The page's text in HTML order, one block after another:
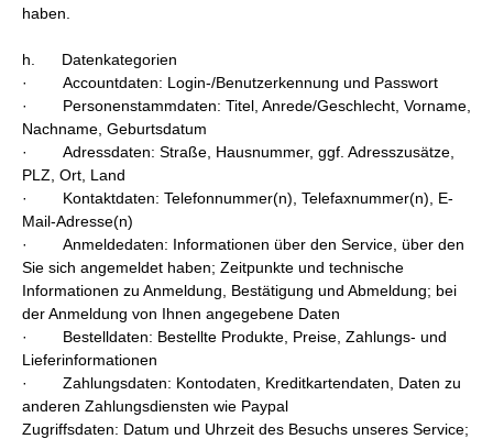
haben.
h. Datenkategorien
· Accountdaten: Login-/Benutzerkennung und Passwort
· Personenstammdaten: Titel, Anrede/Geschlecht, Vorname,
Nachname, Geburtsdatum
· Adressdaten: Straße, Hausnummer, ggf. Adresszusätze,
PLZ, Ort, Land
· Kontaktdaten: Telefonnummer(n), Telefaxnummer(n), E-
Mail-Adresse(n)
· Anmeldedaten: Informationen über den Service, über den
Sie sich angemeldet haben; Zeitpunkte und technische
Informationen zu Anmeldung, Bestätigung und Abmeldung; bei
der Anmeldung von Ihnen angegebene Daten
· Bestelldaten: Bestellte Produkte, Preise, Zahlungs- und
Lieferinformationen
· Zahlungsdaten: Kontodaten, Kreditkartendaten, Daten zu
anderen Zahlungsdiensten wie Paypal
Zugriffsdaten: Datum und Uhrzeit des Besuchs unseres Service;